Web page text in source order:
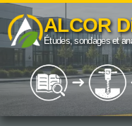
Aller
au
contenu
ALCOR
Études, sondages et